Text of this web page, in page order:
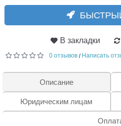
В закладки
0 отзывов / Написать
Описание
Юридическим лицам